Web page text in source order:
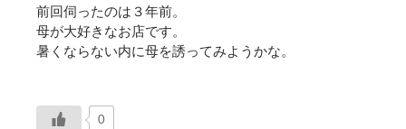
前回伺ったのは３年前。
母が大好きなお店です。
暑くならない内に母を誘ってみようかな。
0